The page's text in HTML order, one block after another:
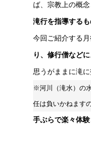
ば、宗教上の概
滝行を指導する
今回ご紹介する
り、修行僧など
思うがままに滝
※河川（滝水）の
任は負いかねます
手ぶらで楽々体